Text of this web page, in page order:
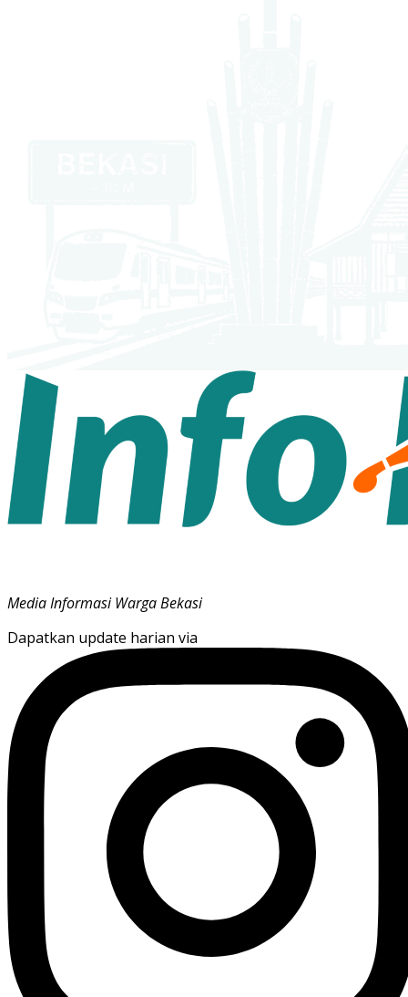
Media Informasi Warga Bekasi
Dapatkan update harian via